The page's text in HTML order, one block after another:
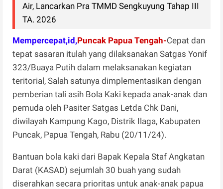
Air, Lancarkan Pra TMMD Sengkuyung Tahap III
TA. 2026
Mempercepat,id,Puncak Papua Tengah-Cepat dan
tepat sasaran itulah yang dilaksanakan Satgas Yonif
323/Buaya Putih dalam melaksanakan kegiatan
teritorial, Salah satunya dimplementasikan dengan
pemberian tali asih Bola Kaki kepada anak-anak dan
pemuda oleh Pasiter Satgas Letda Chk Dani,
diwilayah Kampung Kago, Distrik Ilaga, Kabupaten
Puncak, Papua Tengah, Rabu (20/11/24).
Bantuan bola kaki dari Bapak Kepala Staf Angkatan
Darat (KASAD) sejumlah 30 buah yang sudah
diserahkan secara prioritas untuk anak-anak papua